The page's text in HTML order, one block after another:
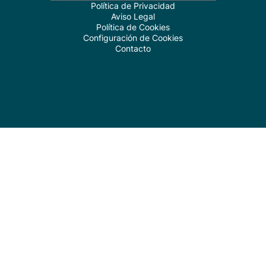
Política de Privacidad
Aviso Legal
Política de Cookies
Configuración de Cookies
Contacto